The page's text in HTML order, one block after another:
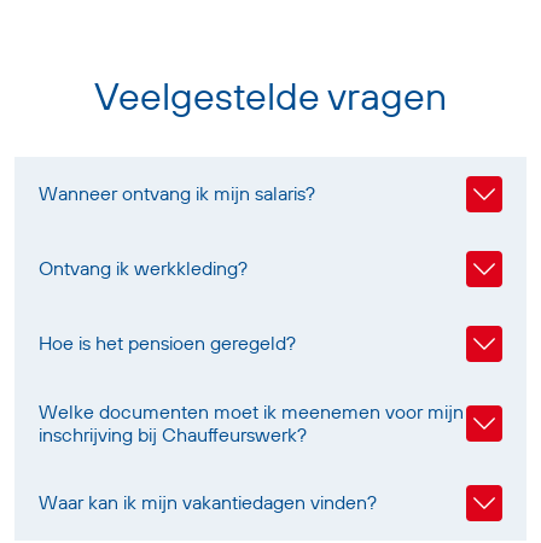
Veelgestelde vragen
Wanneer ontvang ik mijn salaris?
Ontvang ik werkkleding?
Hoe is het pensioen geregeld?
Welke documenten moet ik meenemen voor mijn
inschrijving bij Chauffeurswerk?
Waar kan ik mijn vakantiedagen vinden?